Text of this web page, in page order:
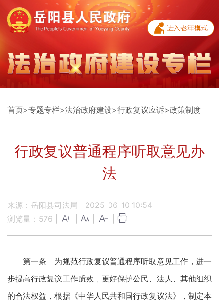
首页>专题专栏>法治政府建设>行政复议应诉>政策制度
行政复议普通程序听取意见办
法
来源：岳阳县司法局
2025-06-10 10:54
浏览量： 576
第一条 为规范行政复议普通程序听取意见工作，进一
步提高行政复议工作质效，更好保护公民、法人、其他组织
的合法权益，根据《中华人民共和国行政复议法》，制定本